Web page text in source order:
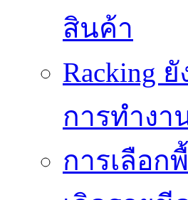
สินค้า
Racking
การทำงา
การเลือก